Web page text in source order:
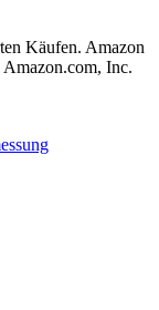
Käufen. Amazon
Inc.